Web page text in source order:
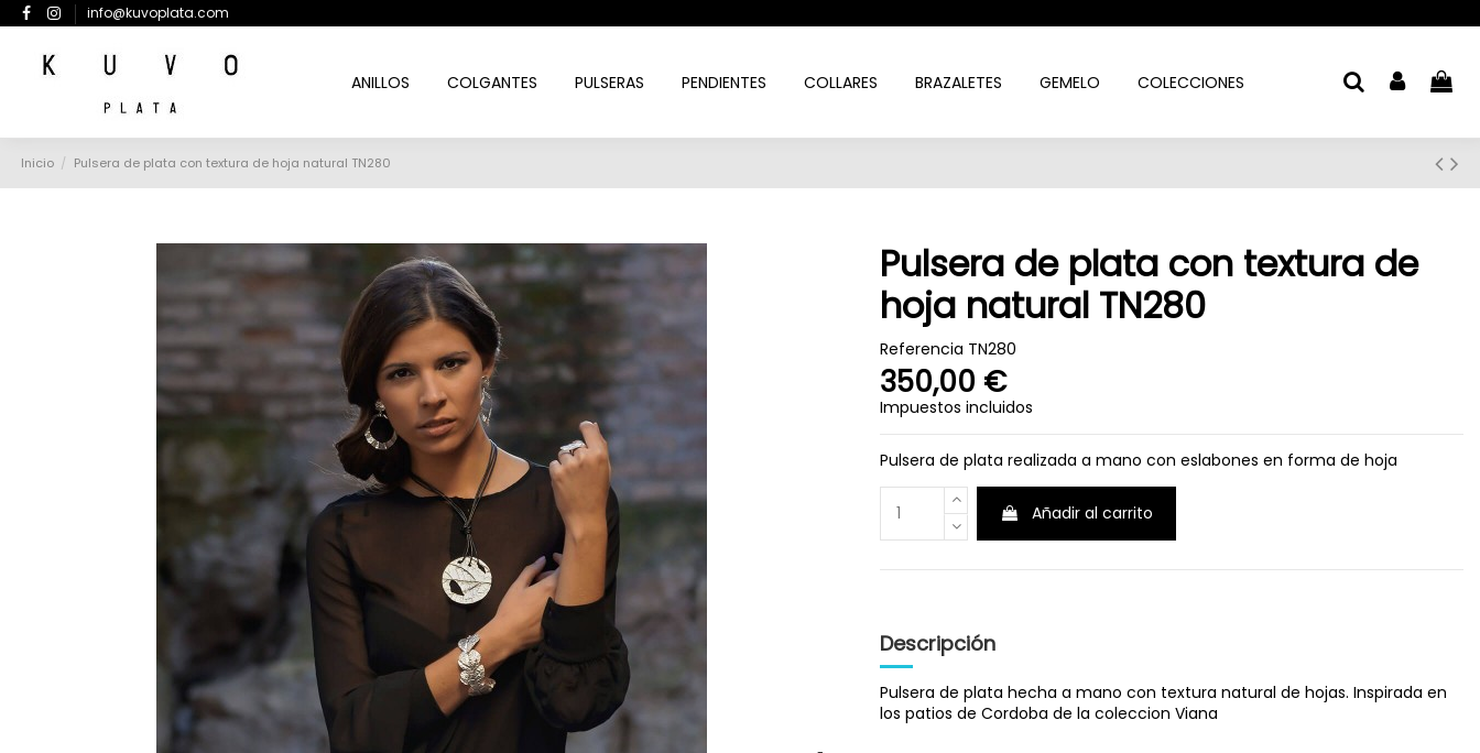
info@kuvoplata.com
ANILLOS COLGANTES PULSERAS PENDIENTES COLLARES BRAZALETES GEMELO COLECCIONES
Inicio Pulsera de plata con textura de hoja natural TN280
Pulsera de plata con textura de
hoja natural TN280
Referencia TN280
350,00 €
Impuestos incluidos
Pulsera de plata realizada a mano con eslabones en forma de hoja
Añadir al carrito
Descripción
Pulsera de plata hecha a mano con textura natural de hojas. Inspirada en
los patios de Cordoba de la coleccion Viana